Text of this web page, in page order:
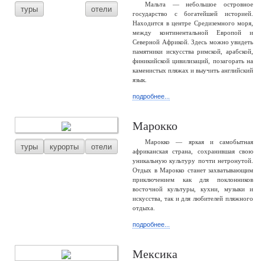
туры отели
Мальта — небольшое островное
государство с богатейшей историей.
Находится в центре Средиземного моря,
между континентальной Европой и
Северной Африкой. Здесь можно увидеть
памятники искусства римской, арабской,
финикийской цивилизаций, позагорать на
каменистых пляжах и выучить английский
язык.
подробнее...
туры курорты отели
Марокко
Марокко — яркая и самобытная
африканская страна, сохранившая свою
уникальную культуру почти нетронутой.
Отдых в Марокко станет захватывающим
приключением как для поклонников
восточной культуры, кухни, музыки и
искусства, так и для любителей пляжного
отдыха.
подробнее...
Мексика